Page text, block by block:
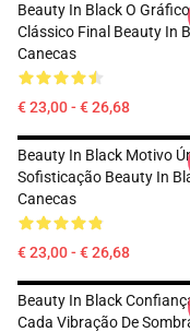
Beauty In Black O Gráfico
Clássico Final Beauty In
Canecas
€ 23,00 - € 26,68
Beauty In Black Motivo
Sofisticação Beauty In
Canecas
€ 23,00 - € 26,68
Beauty In Black
Cada Vibração De